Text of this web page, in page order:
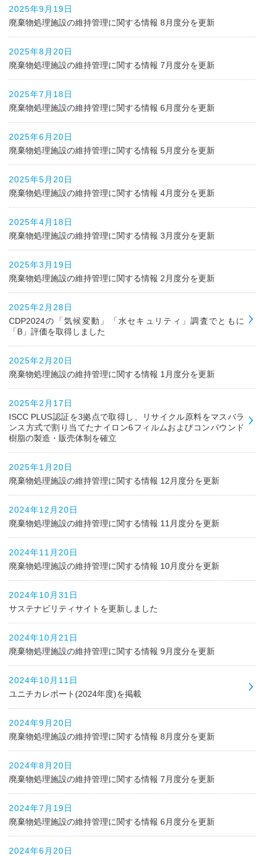
2025年9月19日
廃棄物処理施設の維持管理に関する情報 8月度分を更新
2025年8月20日
廃棄物処理施設の維持管理に関する情報 7月度分を更新
2025年7月18日
廃棄物処理施設の維持管理に関する情報 6月度分を更新
2025年6月20日
廃棄物処理施設の維持管理に関する情報 5月度分を更新
2025年5月20日
廃棄物処理施設の維持管理に関する情報 4月度分を更新
2025年4月18日
廃棄物処理施設の維持管理に関する情報 3月度分を更新
2025年3月19日
廃棄物処理施設の維持管理に関する情報 2月度分を更新
2025年2月28日
CDP2024の「気候変動」「水セキュリティ」調査でともに
「B」評価を取得しました
2025年2月20日
廃棄物処理施設の維持管理に関する情報 1月度分を更新
2025年2月17日
ISCC PLUS認証を3拠点で取得し、リサイクル原料をマスバラ
ンス方式で割り当てたナイロン6フィルムおよびコンパウンド
樹脂の製造・販売体制を確立
2025年1月20日
廃棄物処理施設の維持管理に関する情報 12月度分を更新
2024年12月20日
廃棄物処理施設の維持管理に関する情報 11月度分を更新
2024年11月20日
廃棄物処理施設の維持管理に関する情報 10月度分を更新
2024年10月31日
サステナビリティサイトを更新しました
2024年10月21日
廃棄物処理施設の維持管理に関する情報 9月度分を更新
2024年10月11日
ユニチカレポート(2024年度)を掲載
2024年9月20日
廃棄物処理施設の維持管理に関する情報 8月度分を更新
2024年8月20日
廃棄物処理施設の維持管理に関する情報 7月度分を更新
2024年7月19日
廃棄物処理施設の維持管理に関する情報 6月度分を更新
2024年6月20日